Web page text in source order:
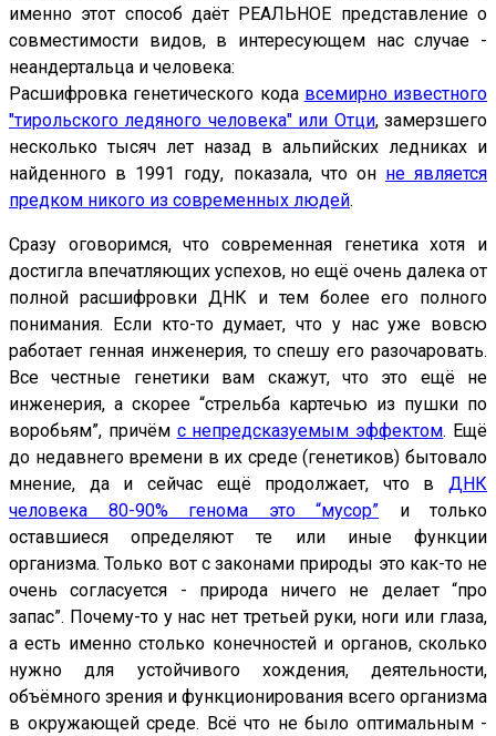
именно этот способ даёт РЕАЛЬНОЕ представление о
совместимости видов, в интересующем нас случае -
неандертальца и человека:
Расшифровка генетического кода всемирно известного
"тирольского ледяного человека" или Отци, замерзшего
несколько тысяч лет назад в альпийских ледниках и
найденного в 1991 году, показала, что он не является
предком никого из современных людей.
Сразу оговоримся, что современная генетика хотя и
достигла впечатляющих успехов, но ещё очень далека от
полной расшифровки ДНК и тем более его полного
понимания. Если кто-то думает, что у нас уже вовсю
работает генная инженерия, то спешу его разочаровать.
Все честные генетики вам скажут, что это ещё не
инженерия, а скорее “стрельба картечью из пушки по
воробьям”, причём с непредсказуемым эффектом. Ещё
до недавнего времени в их среде (генетиков) бытовало
мнение, да и сейчас ещё продолжает, что в ДНК
человека 80-90% генома это “мусор” и только
оставшиеся определяют те или иные функции
организма. Только вот с законами природы это как-то не
очень согласуется - природа ничего не делает “про
запас”. Почему-то у нас нет третьей руки, ноги или глаза,
а есть именно столько конечностей и органов, сколько
нужно для устойчивого хождения, деятельности,
объёмного зрения и функционирования всего организма
в окружающей среде. Всё что не было оптимальным -